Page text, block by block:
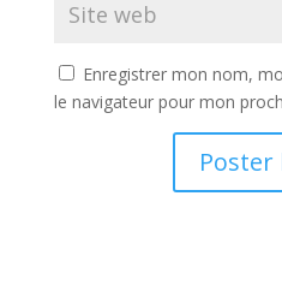
Enregistrer mon nom,
le navigateur pour mon